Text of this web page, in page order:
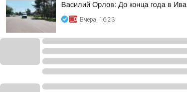
Василий Орлов: До конца года в
Вчера, 16:23